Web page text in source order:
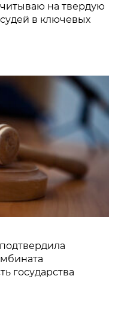
на твердую
в ключевых
государства